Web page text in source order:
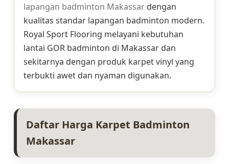
lapangan badminton Makassar dengan
kualitas standar lapangan badminton modern.
Royal Sport Flooring melayani kebutuhan
lantai GOR badminton di Makassar dan
sekitarnya dengan produk karpet vinyl yang
terbukti awet dan nyaman digunakan.
Daftar Harga Karpet Badminton
Makassar